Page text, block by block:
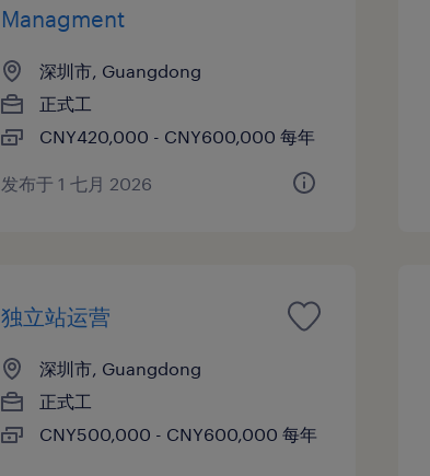
Managment
深圳市, Guangdong
正式工
CNY420,000 - CNY600,000 每年
发布于 1 七月 2026
独立站运营
深圳市, Guangdong
正式工
CNY500,000 - CNY600,000 每年